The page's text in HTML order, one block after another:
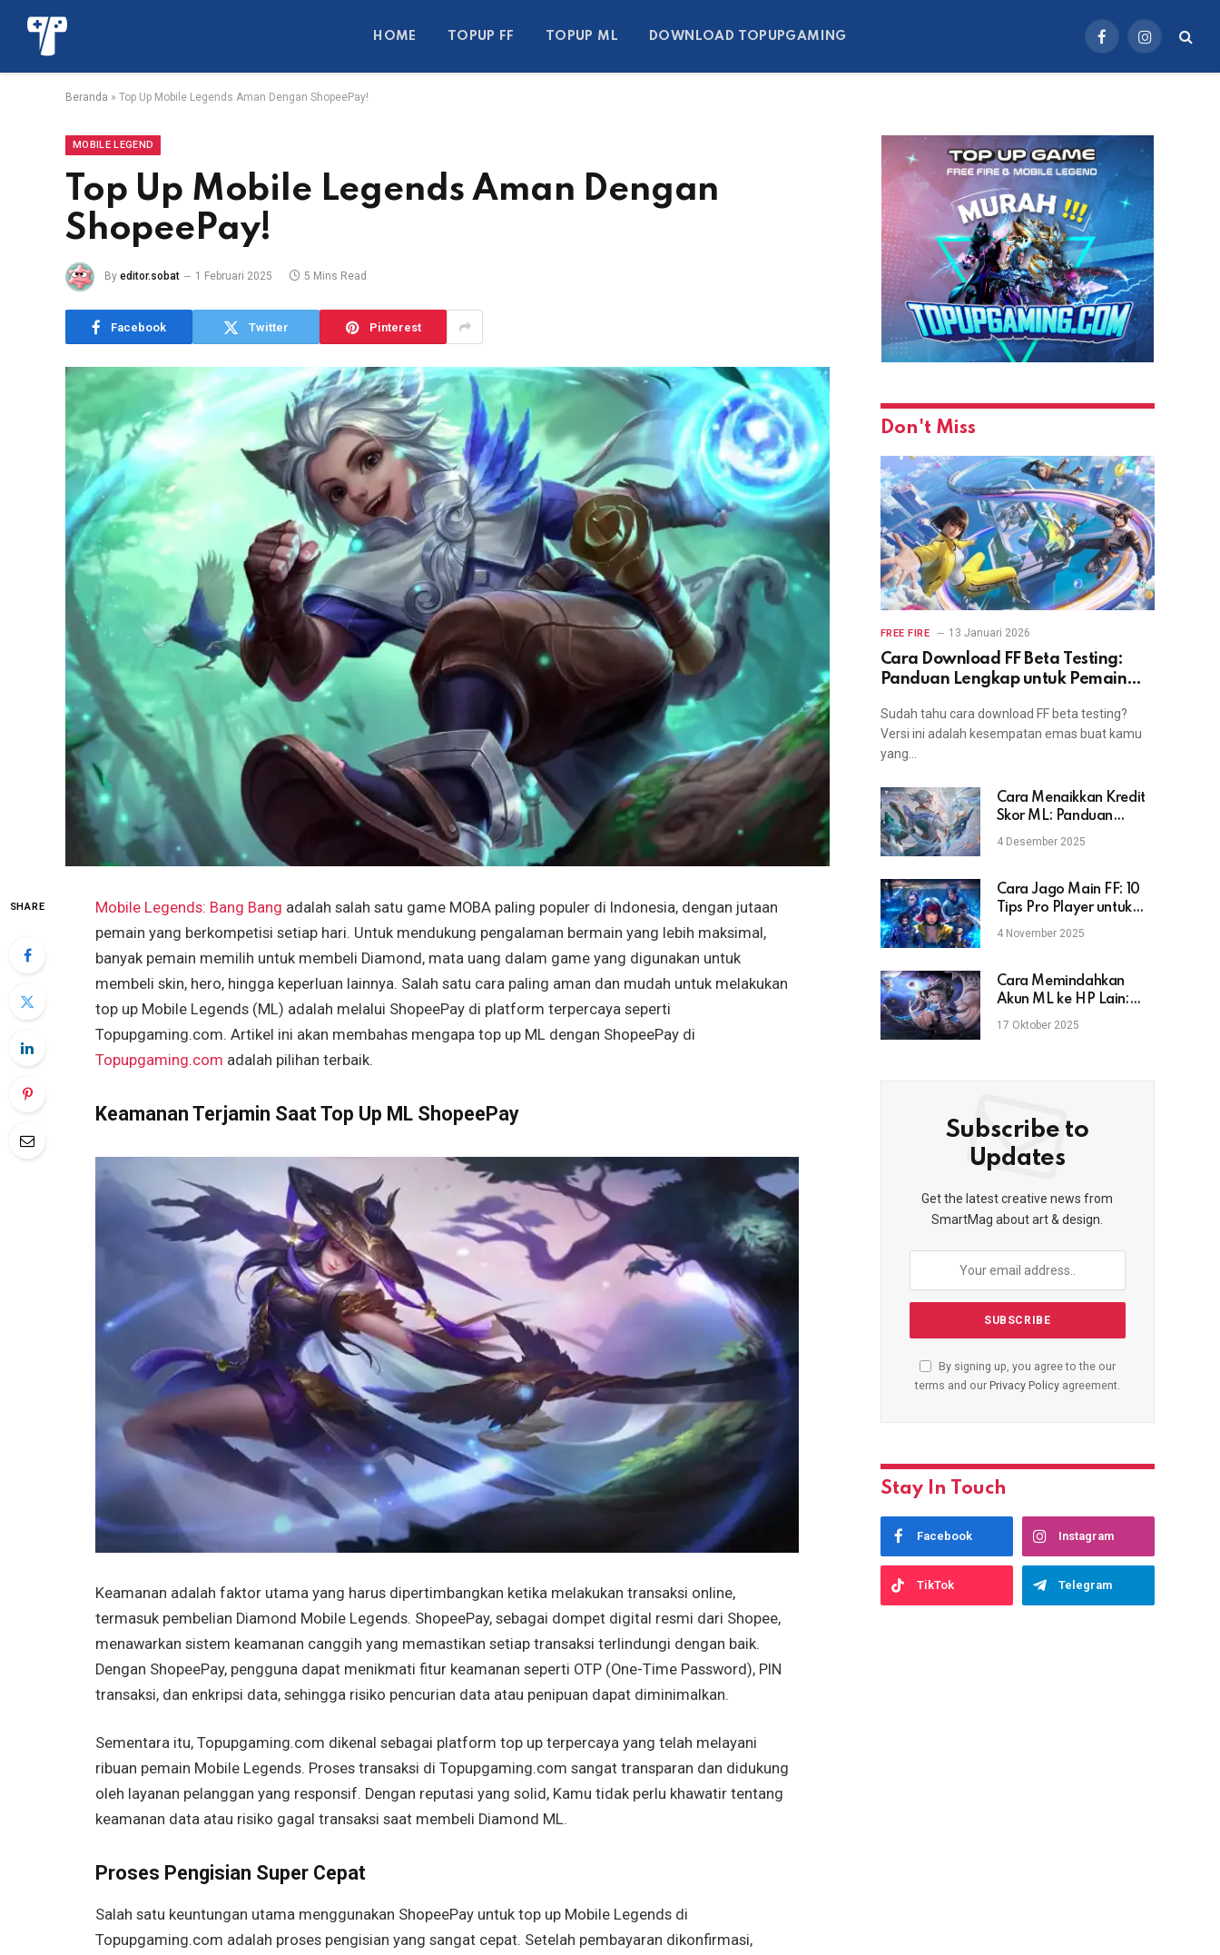
HOME TOPUP FF TOPUP ML DOWNLOAD TOPUPGAMING
FacebookInstagram
Beranda » Top Up Mobile Legends Aman Dengan ShopeePay!
MOBILE LEGEND
Top Up Mobile Legends Aman Dengan
ShopeePay!
By editor.sobat 1 Februari 2025 5 Mins Read
Facebook Twitter Pinterest
SHARE Mobile Legends: Bang Bang adalah salah satu game MOBA paling populer di Indonesia, dengan jutaan
pemain yang berkompetisi setiap hari. Untuk mendukung pengalaman bermain yang lebih maksimal,
banyak pemain memilih untuk membeli Diamond, mata uang dalam game yang digunakan untuk
membeli skin, hero, hingga keperluan lainnya. Salah satu cara paling aman dan mudah untuk melakukan
top up Mobile Legends (ML) adalah melalui ShopeePay di platform terpercaya seperti
Topupgaming.com. Artikel ini akan membahas mengapa top up ML dengan ShopeePay di
Topupgaming.com adalah pilihan terbaik.
Keamanan Terjamin Saat Top Up ML ShopeePay
Keamanan adalah faktor utama yang harus dipertimbangkan ketika melakukan transaksi online,
termasuk pembelian Diamond Mobile Legends. ShopeePay, sebagai dompet digital resmi dari Shopee,
menawarkan sistem keamanan canggih yang memastikan setiap transaksi terlindungi dengan baik.
Dengan ShopeePay, pengguna dapat menikmati fitur keamanan seperti OTP (One-Time Password), PIN
transaksi, dan enkripsi data, sehingga risiko pencurian data atau penipuan dapat diminimalkan.
Sementara itu, Topupgaming.com dikenal sebagai platform top up terpercaya yang telah melayani
ribuan pemain Mobile Legends. Proses transaksi di Topupgaming.com sangat transparan dan didukung
oleh layanan pelanggan yang responsif. Dengan reputasi yang solid, Kamu tidak perlu khawatir tentang
keamanan data atau risiko gagal transaksi saat membeli Diamond ML.
Proses Pengisian Super Cepat
Salah satu keuntungan utama menggunakan ShopeePay untuk top up Mobile Legends di
Topupgaming.com adalah proses pengisian yang sangat cepat. Setelah pembayaran dikonfirmasi,
Don't Miss
FREE FIRE 13 Januari 2026
Cara Download FF Beta Testing:
Panduan Lengkap untuk Pemain
Sudah tahu cara download FF beta testing?
Versi ini adalah kesempatan emas buat kamu
yang…
Cara Menaikkan Kredit
Skor ML: Panduan
Lengkap untuk Pemain
4 Desember 2025
Cara Jago Main FF: 10
Tips Pro Player untuk
Naik Rank & Booyah
4 November 2025
Cara Memindahkan
Akun ML ke HP Lain:
Aman, Cepat, dan Anti
17 Oktober 2025
Subscribe to
Updates
Get the latest creative news from
SmartMag about art & design.
By signing up, you agree to the our
terms and our Privacy Policyagreement.
Stay In Touch
Facebook Instagram
TikTok Telegram